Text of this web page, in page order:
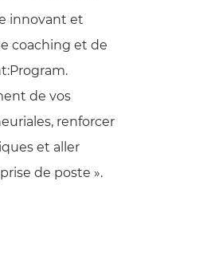
innovant et
coaching et de
de vos
renforcer
et aller
de poste ».